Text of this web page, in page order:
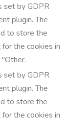
set by GDPR
plugin. The
to store the
the cookies in
set by GDPR
plugin. The
to store the
the cookies in